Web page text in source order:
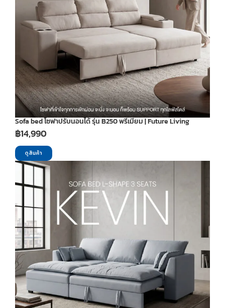
Sofa bed โซฟาปรับนอนได้ รุ่น B250 พรีเมียม | Future Living
฿14,990
ดูสินค้า